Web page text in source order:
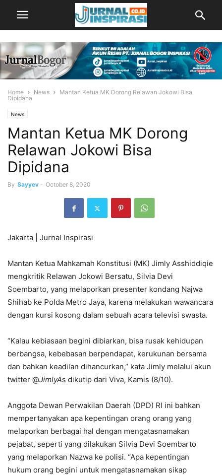
Home News
Mantan Ketua MK Dorong Relawan Jokowi Bisa
Dipidana
News
Mantan Ketua MK Dorong
Relawan Jokowi Bisa
Dipidana
By Sayyev - October 8, 2020
Jakarta | Jurnal Inspirasi
Mantan Ketua Mahkamah Konstitusi (MK) Jimly Asshiddiqie
mengkritik Relawan Jokowi Bersatu, Silvia Devi
Soembarto, yang melaporkan presenter kondang Najwa
Shihab ke Polda Metro Jaya, karena melakukan wawancara
dengan kursi kosong dalam sebuah acara televisi swasta.
“Kalau kebiasaan begini dibiarkan, bisa rusak kehidupan
berbangsa, kebebasan berpendapat, kerukunan bersama
dan bahkan keadilan dihancurkan,” kata Jimly melalui akun
twitter @JimlyAs dikutip dari Viva, Kamis (8/10).
Anggota Dewan Perwakilan Daerah (DPD) RI ini bahkan
mempertanyakan apa kepentingan orang orang yang
melaporkan berbagai hal dengan mengatasnamakan
pejabat, seperti yang dilakukan Silvia Devi Soembarto
yang melaporkan Nazwa ke polisi. “Apa kepentingan
hukum orang begini untuk mengatasnamakan sikap